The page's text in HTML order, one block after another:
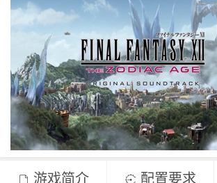
游戏简介 配置要求